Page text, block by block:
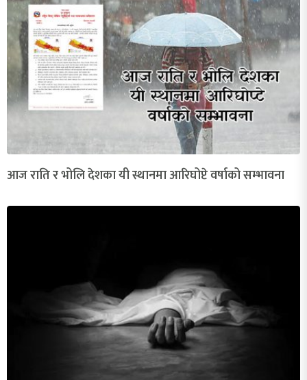
आज राति र भोलि देशका यी स्थानमा आरिघोप्टे वर्षाको सम्भावना